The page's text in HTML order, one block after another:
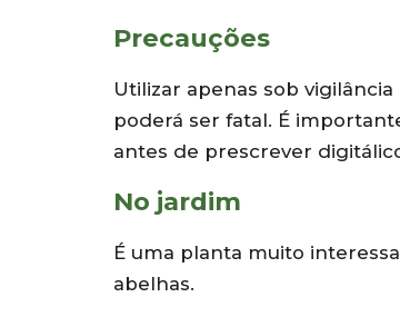
Precauções
Utilizar apenas sob
poderá ser fatal. É
antes de prescrever
No jardim
É uma planta muito
abelhas.